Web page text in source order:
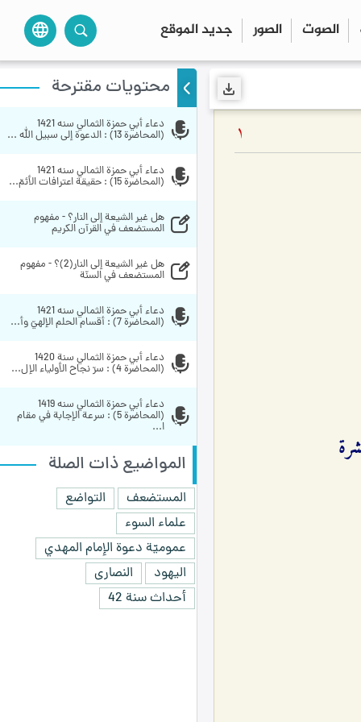
الصوت الصور جديد الموقع language
1
محتويات مقترحة
(المحاضرة 13) : الدعوة إلى سبيل الله ...
(المحاضرة 15) : حقيقة اعترافات الأئمّ...
المستضعف في القرآن الكريم
المستضعف في السنّة
(المحاضرة 7) : أقسام الحلم الإلهيّ وأ...
(المحاضرة 4) : سرّ نجاح الأولياء الإل...
ا...
المواضيع ذات الصلة
المستضعف
التواضع
علماء السوء
عموميّة دعوة الإمام المهدي
اليهود
النصارى
أحداث سنة 42